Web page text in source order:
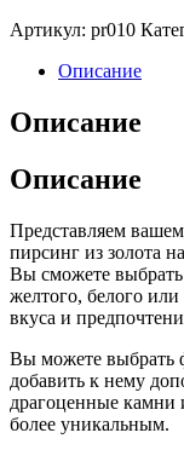
Артикул: pr010
Описание
Описание
Описание
Представляем
пирсинг из золота
Вы сможете
желтого, белого
вкуса и
Вы можете выбрать
добавить к нему
драгоценные камни
более уникальным.